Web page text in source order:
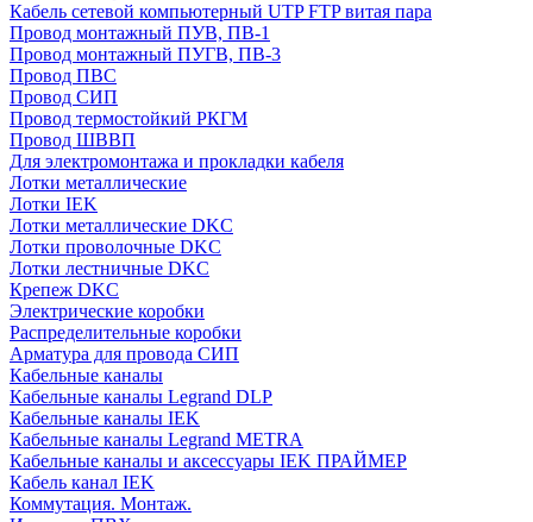
Кабель сетевой компьютерный UTP FTP витая пара
Провод монтажный ПУВ, ПВ-1
Провод монтажный ПУГВ, ПВ-3
Провод ПВС
Провод СИП
Провод термостойкий РКГМ
Провод ШВВП
Для электромонтажа и прокладки кабеля
Лотки металлические
Лотки IEK
Лотки металлические DKC
Лотки проволочные DKC
Лотки лестничные DKC
Крепеж DKC
Электрические коробки
Распределительные коробки
Арматура для провода СИП
Кабельные каналы
Кабельные каналы Legrand DLP
Кабельные каналы IEK
Кабельные каналы Legrand METRA
Кабельные каналы и аксессуары IEK ПРАЙМЕР
Кабель канал IEK
Коммутация. Монтаж.